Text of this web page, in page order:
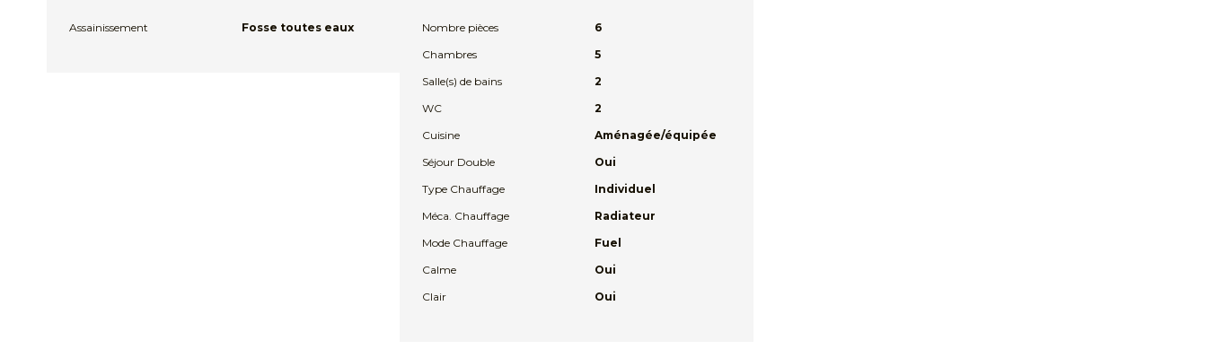
Assainissement Fosse toutes eaux Nombre pièces
6
Chambres
5
Salle(s) de bains
2
WC
2
Cuisine
Aménagée/équipée
Séjour Double
Oui
Type Chauffage
Individuel
Méca. Chauffage
Radiateur
Mode Chauffage
Fuel
Calme
Oui
Clair
Oui